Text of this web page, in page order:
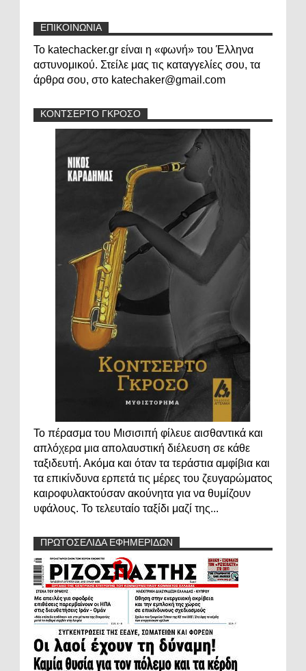
ΕΠΙΚΟΙΝΩΝΙΑ
Το katechacker.gr είναι η «φωνή» του Έλληνα
αστυνομικού. Στείλε μας τις καταγγελίες σου, τα
άρθρα σου, στο katechaker@gmail.com
ΚΟΝΤΣΕΡΤΟ ΓΚΡΟΣΟ
Το πέρασμα του Μισισιπή φίλευε αισθαντικά και
απλόχερα μια απολαυστική διέλευση σε κάθε
ταξιδευτή. Ακόμα και όταν τα τεράστια αμφίβια και
τα επικίνδυνα ερπετά τις μέρες του ζευγαρώματος
καιροφυλακτούσαν ακούνητα για να θυμίζουν
υφάλους. Το τελευταίο ταξίδι μαζί της...
ΠΡΩΤΟΣΕΛΙΔΑ ΕΦΗΜΕΡΙΔΩΝ